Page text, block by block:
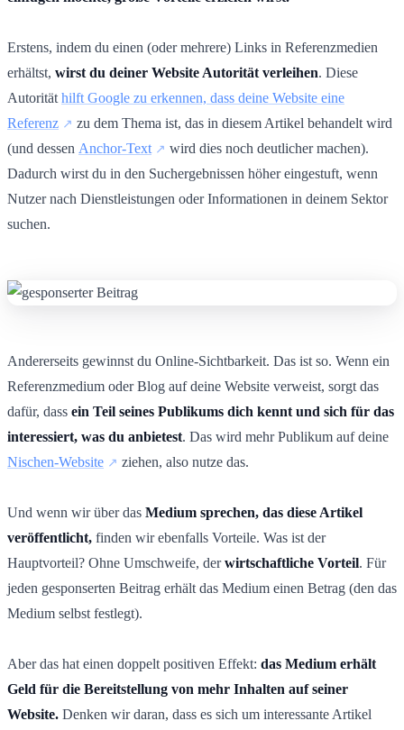
Erstens, indem du einen (oder mehrere) Links in Referenzmedien
erhältst, wirst du deiner Website Autorität verleihen. Diese
Autorität hilft Google zu erkennen, dass deine Website eine
Referenz
zu dem Thema ist, das in diesem Artikel behandelt wird
(und dessen Anchor-Text
wird dies noch deutlicher machen).
Dadurch wirst du in den Suchergebnissen höher eingestuft, wenn
Nutzer nach Dienstleistungen oder Informationen in deinem Sektor
suchen.
Andererseits gewinnst du Online-Sichtbarkeit. Das ist so. Wenn ein
Referenzmedium oder Blog auf deine Website verweist, sorgt das
dafür, dass ein Teil seines Publikums dich kennt und sich für das
interessiert, was du anbietest. Das wird mehr Publikum auf deine
Nischen-Website
ziehen, also nutze das.
Und wenn wir über das Medium sprechen, das diese Artikel
veröffentlicht, finden wir ebenfalls Vorteile. Was ist der
Hauptvorteil? Ohne Umschweife, derwirtschaftliche Vorteil. Für
jeden gesponserten Beitrag erhält das Medium einen Betrag (den das
Medium selbst festlegt).
Aber das hat einen doppelt positiven Effekt: das Medium erhält
Geld für die Bereitstellung von mehr Inhalten auf seiner
Website. Denken wir daran, dass es sich um interessante Artikel